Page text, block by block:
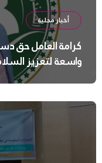
أخبار محلية
كرامة العامل حق
واسعة لتعزيز